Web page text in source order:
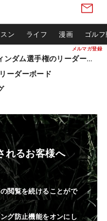
メルマガ登録
ン ライフ 漫画 ゴル
松山英樹ら出場 ウィンダム選手権のリーダーボード
ーダーボード
れるお客様へ
閲覧を続けることがで
グ防止機能をオンにし